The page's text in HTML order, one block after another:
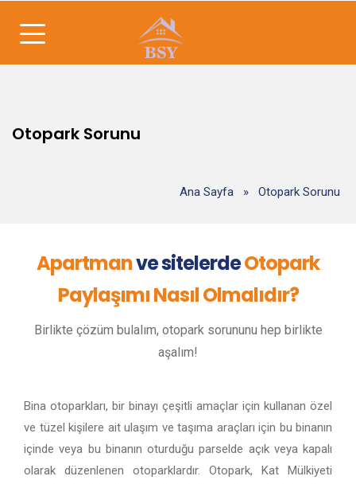
Otopark Sorunu
Ana Sayfa » Otopark Sorunu
Apartmanve sitelerdeOtopark
Paylaşımı Nasıl Olmalıdır?
Birlikte çözüm bulalım, otopark sorununu hep birlikte
aşalım!
Bina otoparkları, bir binayı çeşitli amaçlar için kullanan özel
ve tüzel kişilere ait ulaşım ve taşıma araçları için bu binanın
içinde veya bu binanın oturduğu parselde açık veya kapalı
olarak düzenlenen otoparklardır. Otopark, Kat Mülkiyeti